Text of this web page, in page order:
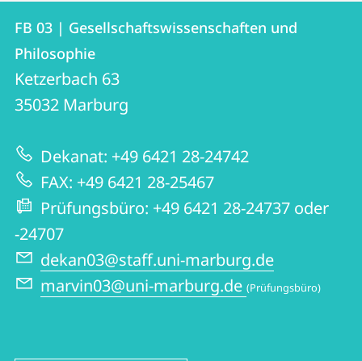
Kontakt
und
Informationen
zur
Website
Kontaktinformationen
FB
03
|
Gesellschaftswissenschaften
und
Philosophie
FB 03 | Gesellschaftswissenschaften und
Philosophie
Ketzerbach 63
35032 Marburg
Dekanat: +49 6421 28-24742
FAX: +49 6421 28-25467
Prüfungsbüro: +49 6421 28-24737 oder
-24707
dekan03@staff.uni-marburg.de
marvin03@uni-marburg.de (Prüfungsbüro)